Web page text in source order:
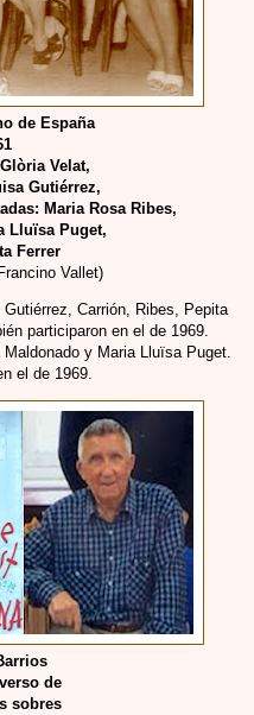
de España
Velat,
Gutiérrez,
Maria Rosa Ribes,
Lluïsa Puget,
Ferrer
Vallet)
Carrión, Ribes, Pepita
participaron en el de 1969.
y Maria Lluïsa Puget.
el de 1969.
de
sobres